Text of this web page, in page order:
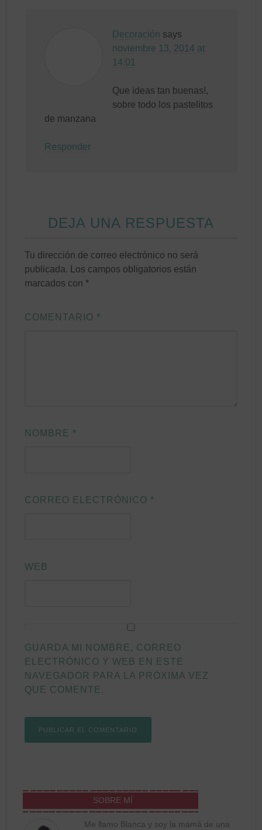
Decoración says
noviembre 13, 2014 at
14:01
Que ideas tan buenas!,
sobre todo los pastelitos
de manzana
Responder
DEJA UNA RESPUESTA
Tu dirección de correo electrónico no será
publicada.
Los campos obligatorios están
marcados con*
COMENTARIO *
NOMBRE *
CORREO ELECTRÓNICO *
WEB
GUARDA MI NOMBRE, CORREO
ELECTRÓNICO Y WEB EN ESTE
NAVEGADOR PARA LA PRÓXIMA VEZ
QUE COMENTE.
SOBRE MÍ
Me llamo Blanca y soy la mamá de una